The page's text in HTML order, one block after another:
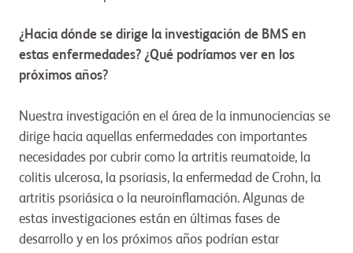
¿Hacia dónde se dirige la investigación de BMS en
estas enfermedades? ¿Qué podríamos ver en los
próximos años?
Nuestra investigación en el área de la inmunociencias se
dirige hacia aquellas enfermedades con importantes
necesidades por cubrir como la artritis reumatoide, la
colitis ulcerosa, la psoriasis, la enfermedad de Crohn, la
artritis psoriásica o la neuroinflamación. Algunas de
estas investigaciones están en últimas fases de
desarrollo y en los próximos años podrían estar